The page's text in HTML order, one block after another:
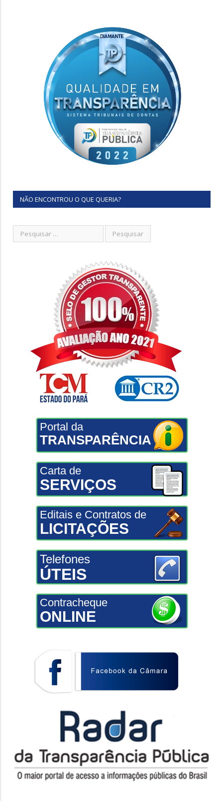
NÃO ENCONTROU O QUE QUERIA?
Portal da
TRANSPARÊNCIA
Carta de
SERVIÇOS
Editais e Contratos de
LICITAÇÕES
Telefones
ÚTEIS
Contracheque
ONLINE